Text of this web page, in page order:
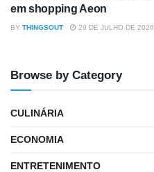
em shopping Aeon
BY THINGSOUT 29 DE JULHO DE 2026
Browse by Category
CULINÁRIA
ECONOMIA
ENTRETENIMENTO